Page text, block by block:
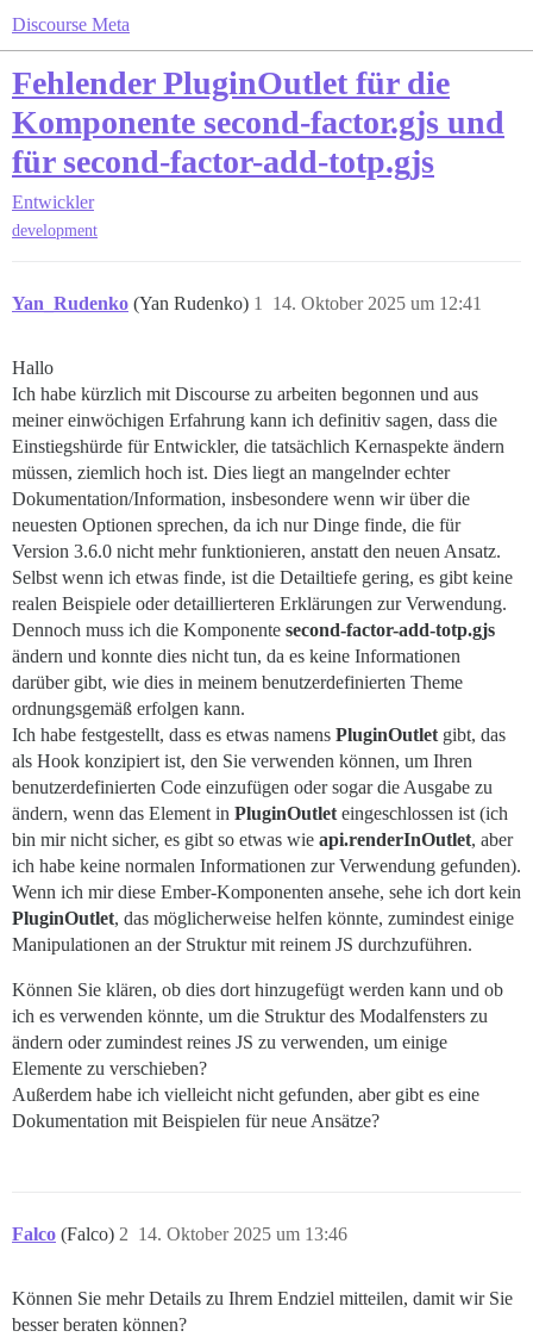
Discourse Meta
Fehlender PluginOutlet für die
Komponente second-factor.gjs und
für second-factor-add-totp.gjs
Entwickler
development
Yan_Rudenko (Yan Rudenko) 14. Oktober 2025 um 12:41
1
Hallo
Ich habe kürzlich mit Discourse zu arbeiten begonnen und aus
meiner einwöchigen Erfahrung kann ich definitiv sagen, dass die
Einstiegshürde für Entwickler, die tatsächlich Kernaspekte ändern
müssen, ziemlich hoch ist. Dies liegt an mangelnder echter
Dokumentation/Information, insbesondere wenn wir über die
neuesten Optionen sprechen, da ich nur Dinge finde, die für
Version 3.6.0 nicht mehr funktionieren, anstatt den neuen Ansatz.
Selbst wenn ich etwas finde, ist die Detailtiefe gering, es gibt keine
realen Beispiele oder detaillierteren Erklärungen zur Verwendung.
Dennoch muss ich die Komponente second-factor-add-totp.gjs
ändern und konnte dies nicht tun, da es keine Informationen
darüber gibt, wie dies in meinem benutzerdefinierten Theme
ordnungsgemäß erfolgen kann.
Ich habe festgestellt, dass es etwas namens PluginOutlet gibt, das
als Hook konzipiert ist, den Sie verwenden können, um Ihren
benutzerdefinierten Code einzufügen oder sogar die Ausgabe zu
ändern, wenn das Element in PluginOutlet eingeschlossen ist (ich
bin mir nicht sicher, es gibt so etwas wie api.renderInOutlet, aber
ich habe keine normalen Informationen zur Verwendung gefunden).
Wenn ich mir diese Ember-Komponenten ansehe, sehe ich dort kein
PluginOutlet, das möglicherweise helfen könnte, zumindest einige
Manipulationen an der Struktur mit reinem JS durchzuführen.
Können Sie klären, ob dies dort hinzugefügt werden kann und ob
ich es verwenden könnte, um die Struktur des Modalfensters zu
ändern oder zumindest reines JS zu verwenden, um einige
Elemente zu verschieben?
Außerdem habe ich vielleicht nicht gefunden, aber gibt es eine
Dokumentation mit Beispielen für neue Ansätze?
Falco (Falco) 14. Oktober 2025 um 13:46
2
Können Sie mehr Details zu Ihrem Endziel mitteilen, damit wir Sie
besser beraten können?